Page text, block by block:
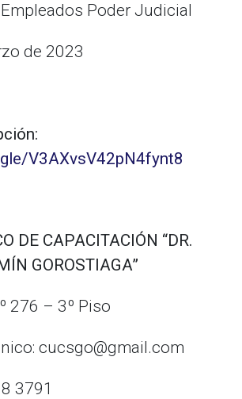
Empleados Poder Judicial
de 2023
V3AXvsV42pN4fynt8
DE CAPACITACIÓN “DR.
GOROSTIAGA”
276 – 3º Piso
cucsgo@gmail.com
3791